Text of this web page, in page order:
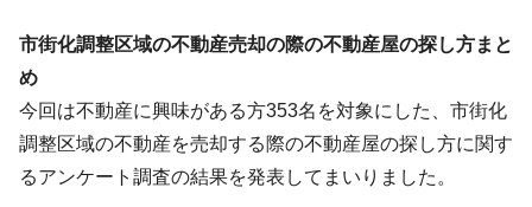
市街化調整区域の不動産売却の際の不動産屋の探し方まと
め
今回は不動産に興味がある方353名を対象にした、市街化
調整区域の不動産を売却する際の不動産屋の探し方に関す
るアンケート調査の結果を発表してまいりました。